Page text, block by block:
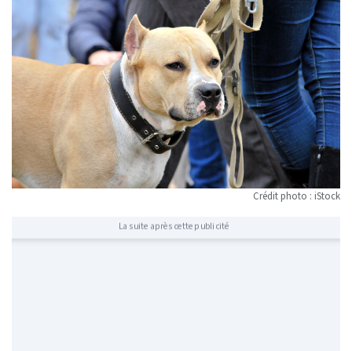
Crédit photo : iStock
La suite après cette publicité